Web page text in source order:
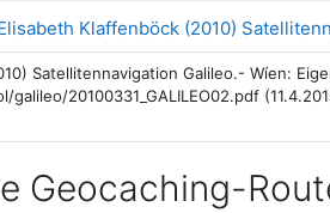
Klaffenböck (2010)
Satellitennavigation Galileo.- Wíen:
20100331_GALILEO02.pdf
Geocaching-